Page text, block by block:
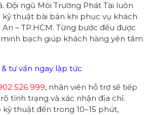
Đội ngũ Môi Trường Phát Tài luôn
thuật bài bản khi phục vụ khách
– TP.HCM. Từng bước đều được
bạch giúp khách hàng yên tâm
tư vấn ngay lập tức
526 999, nhân viên hỗ trợ sẽ tiếp
tình trạng và xác nhận địa chỉ.
thuật đến trong 10–15 phút,